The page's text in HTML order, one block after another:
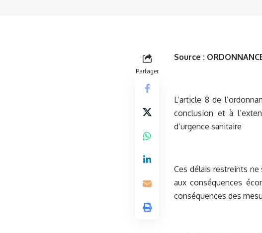
Partager
Source :
L’article 8 de
conclusion et à
d’urgence sanitaire
Ces délais restreints
aux conséquences
conséquences des